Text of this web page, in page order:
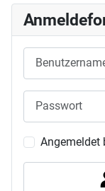
Passwort
Angemeldet